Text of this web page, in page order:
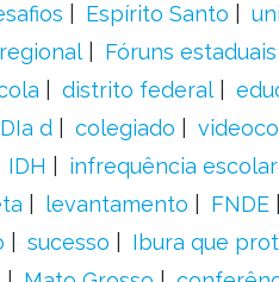
Espírito Santo
Fóruns estaduais
distrito federal
DIa d colegiado
IDH infrequência escolar
levantamento FNDE
sucesso Ibura que